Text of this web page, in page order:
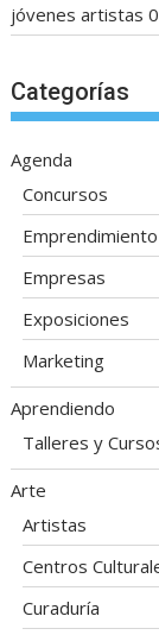
jóvenes artistas
Categorías
Agenda
Concursos
Emprendimiento
Empresas
Exposiciones
Marketing
Aprendiendo
Talleres y
Arte
Artistas
Centros
Curaduría